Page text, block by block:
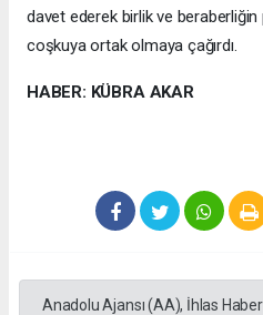
davet ederek birlik ve
coşkuya ortak olmaya çağırdı.
HABER: KÜBRA AKAR
Anadolu Ajansı (AA), İhlas